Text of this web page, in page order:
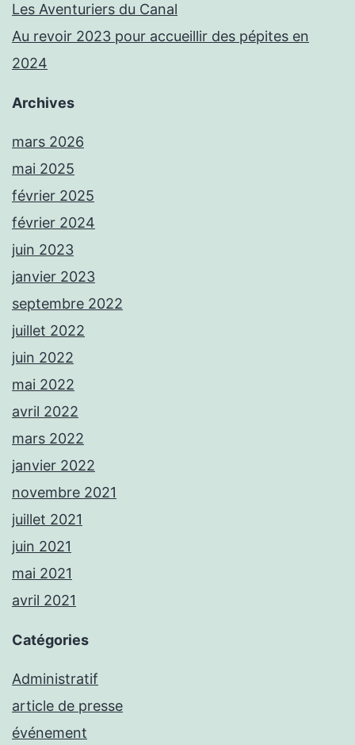
Les Aventuriers du Canal
Au revoir 2023 pour accueillir des pépites en
2024
Archives
mars 2026
mai 2025
février 2025
février 2024
juin 2023
janvier 2023
septembre 2022
juillet 2022
juin 2022
mai 2022
avril 2022
mars 2022
janvier 2022
novembre 2021
juillet 2021
juin 2021
mai 2021
avril 2021
Catégories
Administratif
article de presse
événement